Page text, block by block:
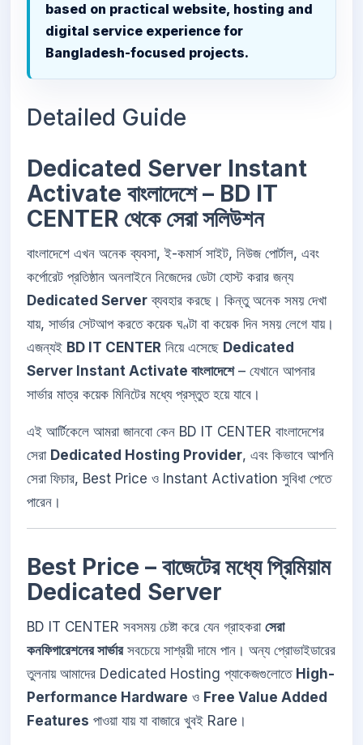
based on practical website, hosting and
digital service experience for
Bangladesh-focused projects.
Detailed Guide
Dedicated Server Instant
Activate বাংলাদেশে – BD IT
CENTER থেকে সেরা সলিউশন
বাংলাদেশে এখন অনেক ব্যবসা, ই-কমার্স সাইট, নিউজ পোর্টাল, এবং
কর্পোরেট প্রতিষ্ঠান অনলাইনে নিজেদের ডেটা হোস্ট করার জন্য
Dedicated Server ব্যবহার করছে। কিন্তু অনেক সময় দেখা
যায়, সার্ভার সেটআপ করতে কয়েক ঘণ্টা বা কয়েক দিন সময় লেগে যায়।
এজন্যই BD IT CENTER নিয়ে এসেছে Dedicated
Server Instant Activate বাংলাদেশে– যেখানে আপনার
সার্ভার মাত্র কয়েক মিনিটের মধ্যে প্রস্তুত হয়ে যাবে।
এই আর্টিকেলে আমরা জানবো কেন BD IT CENTER বাংলাদেশের
সেরা Dedicated Hosting Provider, এবং কিভাবে আপনি
সেরা ফিচার, Best Price ও Instant Activation সুবিধা পেতে
পারেন।
Best Price – বাজেটের মধ্যে প্রিমিয়াম
Dedicated Server
BD IT CENTER সবসময় চেষ্টা করে যেন গ্রাহকরা সেরা
কনফিগারেশনের সার্ভারসবচেয়ে সাশ্রয়ী দামে পান। অন্য প্রোভাইডারের
তুলনায় আমাদের Dedicated Hosting প্যাকেজগুলোতে High-
Performance Hardware ও Free Value Added
Features পাওয়া যায় যা বাজারে খুবই Rare।